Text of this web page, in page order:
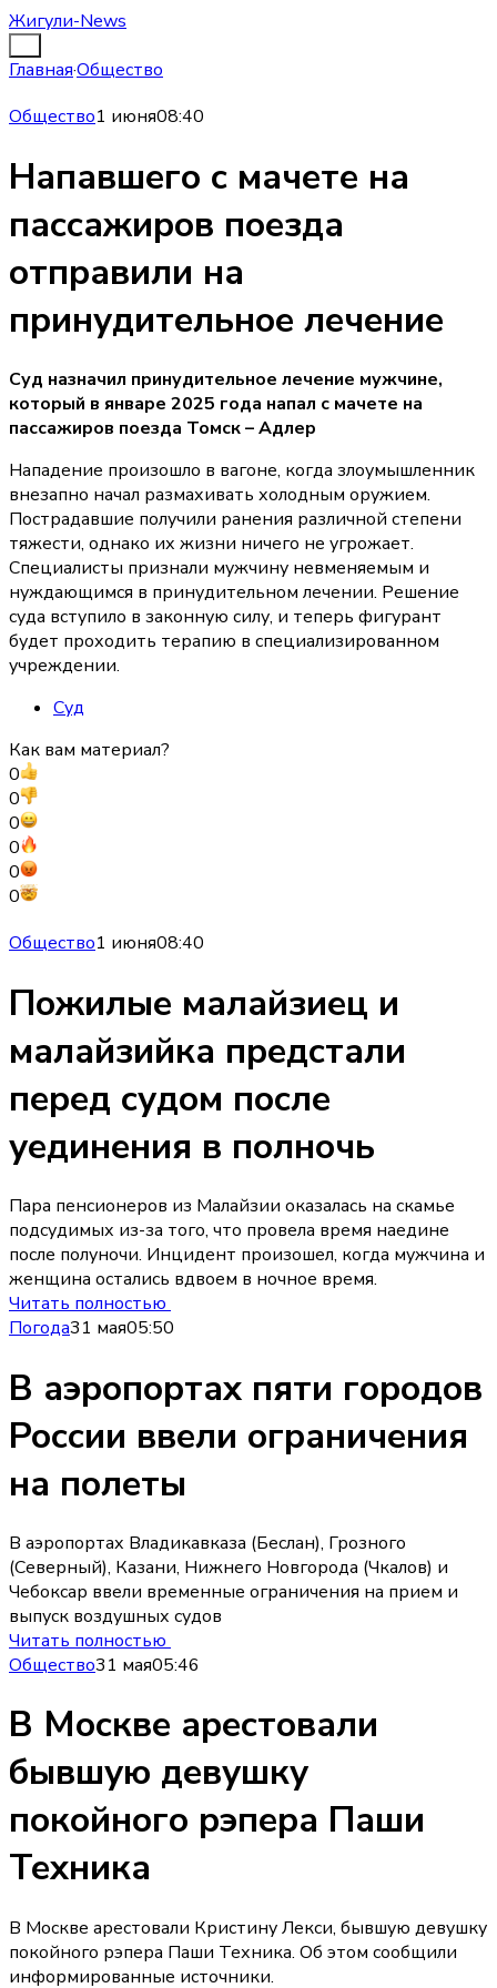
Жигули-News
Главная·Общество
Общество1 июня08:40
Напавшего с мачете на
пассажиров поезда
отправили на
принудительное лечение
Суд назначил принудительное лечение мужчине,
который в январе 2025 года напал с мачете на
пассажиров поезда Томск – Адлер
Нападение произошло в вагоне, когда злоумышленник
внезапно начал размахивать холодным оружием.
Пострадавшие получили ранения различной степени
тяжести, однако их жизни ничего не угрожает.
Специалисты признали мужчину невменяемым и
нуждающимся в принудительном лечении. Решение
суда вступило в законную силу, и теперь фигурант
будет проходить терапию в специализированном
учреждении.
Суд
Как вам материал?
0
0
0
0
0
0
Общество1 июня08:40
Пожилые малайзиец и
малайзийка предстали
перед судом после
уединения в полночь
Пара пенсионеров из Малайзии оказалась на скамье
подсудимых из-за того, что провела время наедине
после полуночи. Инцидент произошел, когда мужчина и
женщина остались вдвоем в ночное время.
Читать полностью
Погода31 мая05:50
В аэропортах пяти городов
России ввели ограничения
на полеты
В аэропортах Владикавказа (Беслан), Грозного
(Северный), Казани, Нижнего Новгорода (Чкалов) и
Чебоксар ввели временные ограничения на прием и
выпуск воздушных судов
Читать полностью
Общество31 мая05:46
В Москве арестовали
бывшую девушку
покойного рэпера Паши
Техника
В Москве арестовали Кристину Лекси, бывшую девушку
покойного рэпера Паши Техника. Об этом сообщили
информированные источники.